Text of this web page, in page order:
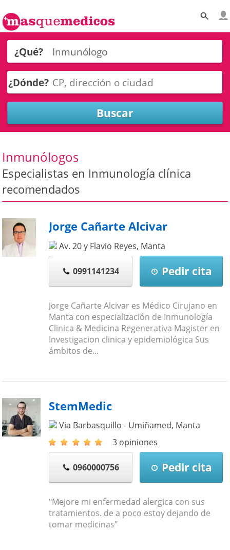
¿Qué?
¿Dónde?
Inmunólogos
Especialistas en Inmunología clínica
recomendados
Jorge Cañarte Alcivar
Av. 20 y Flavio Reyes, Manta
0991141234 Pedir cita
Jorge Cañarte Alcivar es Médico Cirujano en
Manta con especialización de Inmunología
Clinica & Medicina Regenerativa Magister en
Investigacion clinica y epidemiológica Sus
ámbitos de...
StemMedic
Via Barbasquillo - Umiñamed, Manta
3 opiniones
0960000756 Pedir cita
"Mejore mi enfermedad alergica con sus
tratamientos. de a poco estoy dejando de
tomar medicinas"